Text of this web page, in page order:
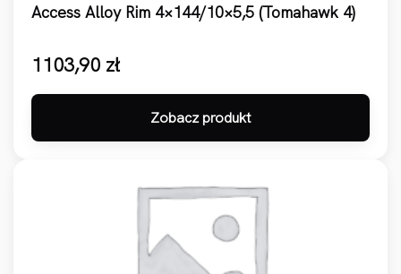
Access Alloy Rim 4×144/10×5,5 (Tomahawk 4)
1103,90 zł
Zobacz produkt